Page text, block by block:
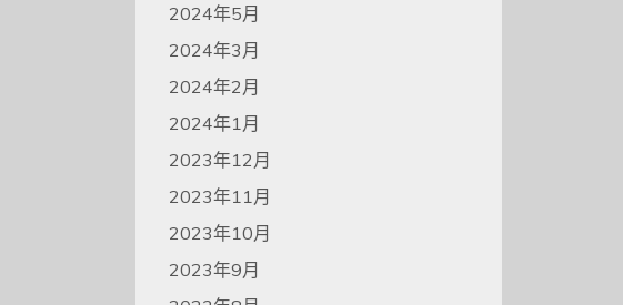
2024年5月
2024年3月
2024年2月
2024年1月
2023年12月
2023年11月
2023年10月
2023年9月